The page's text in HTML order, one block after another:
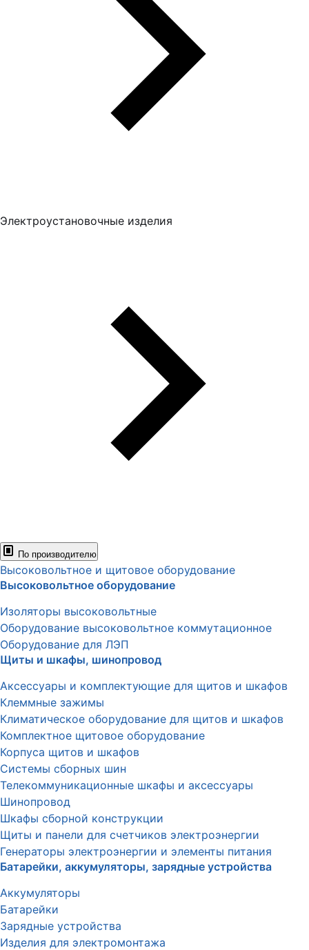
Электроустановочные изделия
По производителю
Высоковольтное и щитовое оборудование
Высоковольтное оборудование
Изоляторы высоковольтные
Оборудование высоковольтное коммутационное
Оборудование для ЛЭП
Щиты и шкафы, шинопровод
Аксессуары и комплектующие для щитов и шкафов
Клеммные зажимы
Климатическое оборудование для щитов и шкафов
Комплектное щитовое оборудование
Корпуса щитов и шкафов
Системы сборных шин
Телекоммуникационные шкафы и аксессуары
Шинопровод
Шкафы сборной конструкции
Щиты и панели для счетчиков электроэнергии
Генераторы электроэнергии и элементы питания
Батарейки, аккумуляторы, зарядные устройства
Аккумуляторы
Батарейки
Зарядные устройства
Изделия для электромонтажа